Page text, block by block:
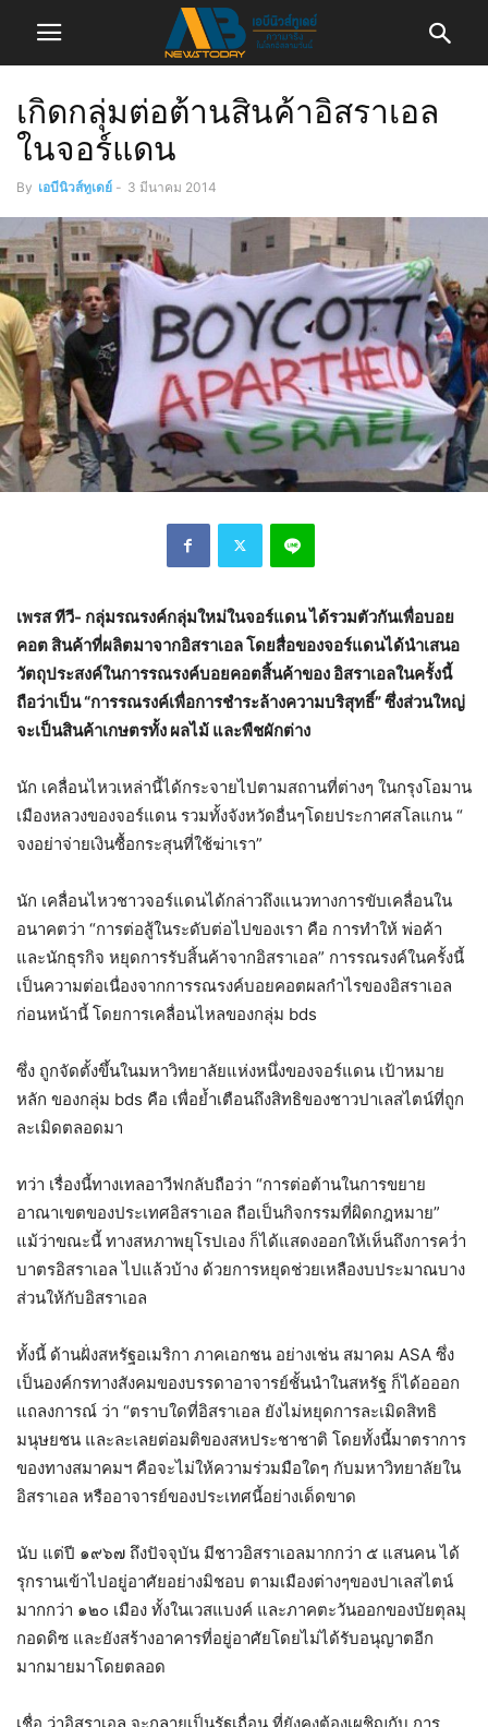
เกิดกลุ่มต่อต้านสินค้าอิสราเอล
ในจอร์แดน
By เอบีนิวส์ทูเดย์ - 3 มีนาคม 2014
เพรส ทีวี- กลุ่มรณรงค์กลุ่มใหม่ในจอร์แดน ได้รวมตัวกันเพื่อบอย
คอต สินค้าที่ผลิตมาจากอิสราเอล โดยสื่อของจอร์แดนได้นำเสนอ
วัตถุประสงค์ในการรณรงค์บอยคอตสิ้นค้าของ อิสราเอลในครั้งนี้
ถือว่าเป็น “การรณรงค์เพื่อการชำระล้างความบริสุทธิ์” ซึ่งส่วนใหญ่
จะเป็นสินค้าเกษตรทั้ง ผลไม้ และพืชผักต่าง
นัก เคลื่อนไหวเหล่านี้ได้กระจายไปตามสถานที่ต่างๆ ในกรุงโอมาน
เมืองหลวงของจอร์แดน รวมทั้งจังหวัดอื่นๆโดยประกาศสโลแกน “
จงอย่าจ่ายเงินซื้อกระสุนที่ใช้ฆ่าเรา”
นัก เคลื่อนไหวชาวจอร์แดนได้กล่าวถึงแนวทางการขับเคลื่อนใน
อนาคตว่า “การต่อสู้ในระดับต่อไปของเรา คือ การทำให้ พ่อค้า
และนักธุรกิจ หยุดการรับสิ้นค้าจากอิสราเอล” การรณรงค์ในครั้งนี้
เป็นความต่อเนื่องจากการรณรงค์บอยคอตผลกำไรของอิสราเอล
ก่อนหน้านี้ โดยการเคลื่อนไหลของกลุ่ม bds
ซึ่ง ถูกจัดตั้งขึ้นในมหาวิทยาลัยแห่งหนึ่งของจอร์แดน เป้าหมาย
หลัก ของกลุ่ม bds คือ เพื่อย้ำเตือนถึงสิทธิของชาวปาเลสไตน์ที่ถูก
ละเมิดตลอดมา
ทว่า เรื่องนี้ทางเทลอาวีฟกลับถือว่า “การต่อต้านในการขยาย
อาณาเขตของประเทศอิสราเอล ถือเป็นกิจกรรมที่ผิดกฎหมาย”
แม้ว่าขณะนี้ ทางสหภาพยุโรปเอง ก็ได้แสดงออกให้เห็นถึงการคว่ำ
บาตรอิสราเอล ไปแล้วบ้าง ด้วยการหยุดช่วยเหลืองบประมาณบาง
ส่วนให้กับอิสราเอล
ทั้งนี้ ด้านฝั่งสหรัฐอเมริกา ภาคเอกชน อย่างเช่น สมาคม ASA ซึ่ง
เป็นองค์กรทางสังคมของบรรดาอาจารย์ชั้นนำในสหรัฐ ก็ได้อออก
แถลงการณ์ ว่า “ตราบใดที่อิสราเอล ยังไม่หยุดการละเมิดสิทธิ
มนุษยชน และละเลยต่อมติของสหประชาชาติ โดยทั้งนี้มาตราการ
ของทางสมาคมฯ คือจะไม่ให้ความร่วมมือใดๆ กับมหาวิทยาลัยใน
อิสราเอล หรืออาจารย์ของประเทศนี้อย่างเด็ดขาด
นับ แต่ปี ๑๙๖๗ ถึงปัจจุบัน มีชาวอิสราเอลมากกว่า ๕ แสนคน ได้
รุกรานเข้าไปอยู่อาศัยอย่างมิชอบ ตามเมืองต่างๆของปาเลสไตน์
มากกว่า ๑๒๐ เมือง ทั้งในเวสแบงค์ และภาคตะวันออกของบัยตุลมุ
กอดดิซ และยังสร้างอาคารที่อยู่อาศัยโดยไม่ได้รับอนุญาตอีก
มากมายมาโดยตลอด